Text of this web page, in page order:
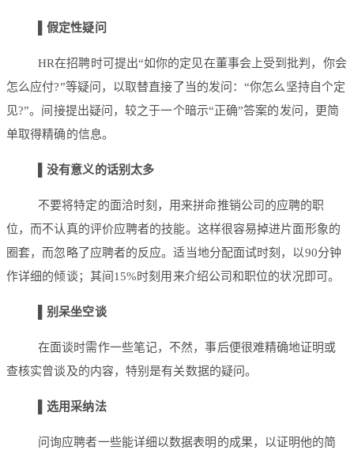
▌假定性疑问
HR在招聘时可提出“如你的定见在董事会上受到批判，你会
怎么应付?”等疑问，以取替直接了当的发问：“你怎么坚持自个定
见?”。间接提出疑问，较之于一个暗示“正确”答案的发问，更简
单取得精确的信息。
▌没有意义的话别太多
不要将特定的面洽时刻，用来拼命推销公司的应聘的职
位，而不认真的评价应聘者的技能。这样很容易掉进片面形象的
圈套，而忽略了应聘者的反应。适当地分配面试时刻，以90分钟
作详细的倾谈；其间15%时刻用来介绍公司和职位的状况即可。
▌别呆坐空谈
在面谈时需作一些笔记，不然，事后便很难精确地证明或
查核实曾谈及的内容，特别是有关数据的疑问。
▌选用采纳法
问询应聘者一些能详细以数据表明的成果，以证明他的简